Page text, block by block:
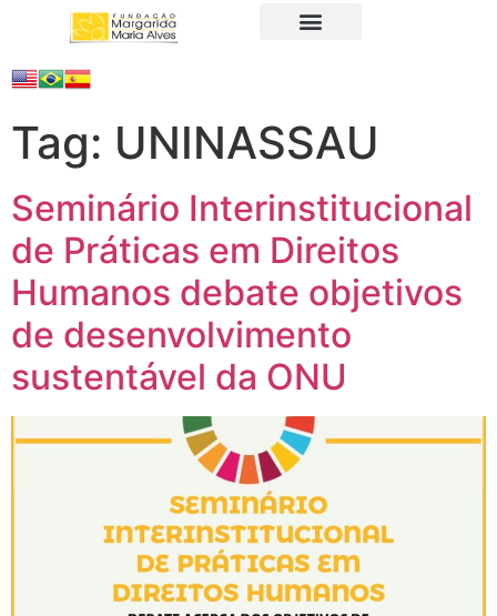
Tag: UNINASSAU
Seminário Interinstitucional
de Práticas em Direitos
Humanos debate objetivos
de desenvolvimento
sustentável da ONU